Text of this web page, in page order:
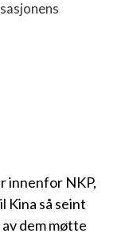
innenfor NKP,
Kina så seint
dem møtte